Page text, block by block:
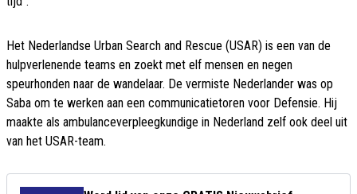
Het Nederlandse Urban Search and Rescue (USAR) is een van de
hulpverlenende teams en zoekt met elf mensen en negen
speurhonden naar de wandelaar. De vermiste Nederlander was op
Saba om te werken aan een communicatietoren voor Defensie. Hij
maakte als ambulanceverpleegkundige in Nederland zelf ook deel uit
van het USAR-team.